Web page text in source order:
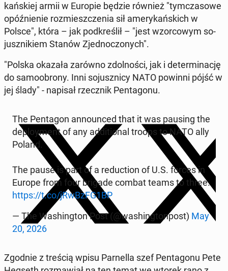
kań­skiej armii w Europie będzie również "tym­cza­so­we
opóź­nie­nie roz­miesz­cze­nia sił ame­ry­kań­skich w
Polsce", która – jak pod­kre­ślił – "jest wzor­co­wym so­
jusz­ni­kiem Stanów Zjed­no­czo­nych".
"Polska okazała zarówno zdol­no­ści, jak i de­ter­mi­na­cję
do sa­mo­obro­ny. Inni so­jusz­ni­cy NATO powinni pójść w
jej ślady" - napisał rzecz­nik Pen­ta­go­nu.
The Pen­ta­gon an­no­un­ced that it was pausing the
de­ploy­ment of any ad­di­tio­nal troops to NATO ally
Poland.
The pause is part of a re­duc­tion of U.S. forces in
Europe from four brigade combat teams to three.
https://t.co/jRwBzFG1BP
— The Wa­shing­ton Post (@wa­shing­ton­post) May
20, 2026
Zgodnie z treścią wpisu Par­nel­la szef Pen­ta­go­nu Pete